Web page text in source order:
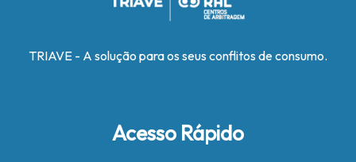
TRIAVE - A solução para os seus conflitos de consumo.
Acesso Rápido